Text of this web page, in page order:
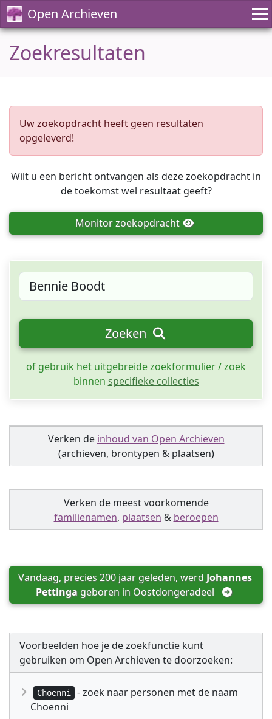
Open Archieven
Zoekresultaten
Uw zoekopdracht heeft geen resultaten
opgeleverd!
Wilt u een bericht ontvangen als deze zoekopdracht in
de toekomst wel resultaat geeft?
Monitorzoekopdracht
Zoeken
of gebruik het uitgebreide zoekformulier/ zoek
binnen specifieke collecties
Verken de inhoud van Open Archieven
(archieven, brontypen & plaatsen)
Verken de meest voorkomende
familienamen, plaatsen & beroepen
Vandaag, precies 200 jaar geleden, werd Johannes
Pettinga geboren in Oostdongeradeel
Voorbeelden hoe je de zoekfunctie kunt
gebruiken om Open Archieven te doorzoeken:
Choenni
- zoek naar personen met de naam
Choenni